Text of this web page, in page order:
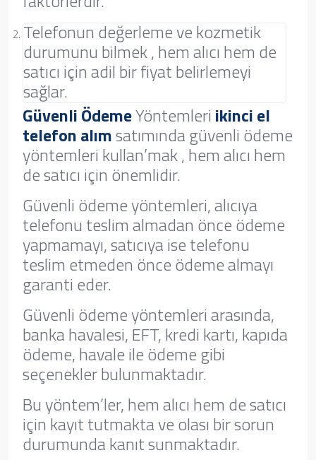
Telefonun değerleme ve kozmetik
durumunu bilmek , hem alıcı hem de
satıcı için adil bir fiyat belirlemeyi
sağlar.
Güvenli ÖdemeYöntemleri ikinci el
telefon alımsatımında güvenli ödeme
yöntemleri kullan’mak , hem alıcı hem
de satıcı için önemlidir.
Güvenli ödeme yöntemleri, alıcıya
telefonu teslim almadan önce ödeme
yapmamayı, satıcıya ise telefonu
teslim etmeden önce ödeme almayı
garanti eder.
Güvenli ödeme yöntemleri arasında,
banka havalesi, EFT, kredi kartı, kapıda
ödeme, havale ile ödeme gibi
seçenekler bulunmaktadır.
Bu yöntem’ler, hem alıcı hem de satıcı
için kayıt tutmakta ve olası bir sorun
durumunda kanıt sunmaktadır.